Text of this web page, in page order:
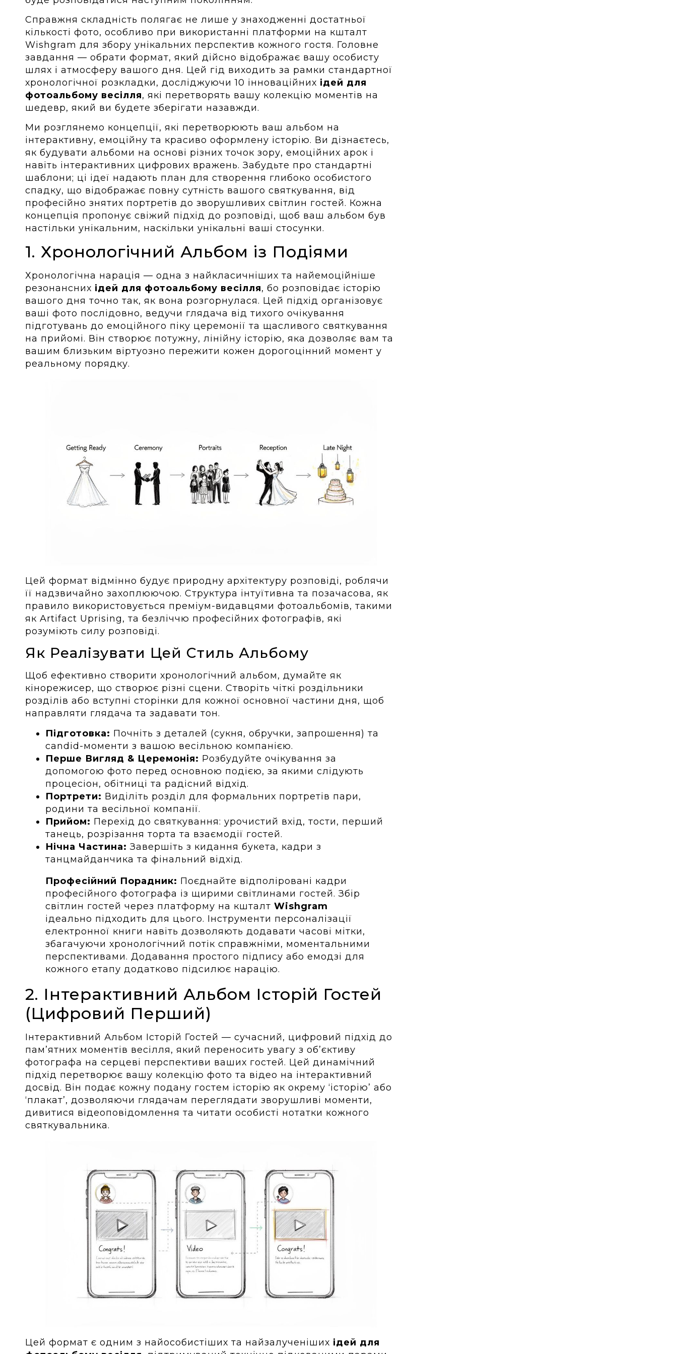
Справжня складність полягає не лише у знаходженні достатньої
кількості фото, особливо при використанні платформи на кшталт
Wishgram для збору унікальних перспектив кожного гостя. Головне
завдання — обрати формат, який дійсно відображає вашу особисту
шлях і атмосферу вашого дня. Цей гід виходить за рамки стандартної
хронологічної розкладки, досліджуючи 10 інноваційних ідей для
фотоальбому весілля, які перетворять вашу колекцію моментів на
шедевр, який ви будете зберігати назавжди.
Ми розглянемо концепції, які перетворюють ваш альбом на
інтерактивну, емоційну та красиво оформлену історію. Ви дізнаєтесь,
як будувати альбоми на основі різних точок зору, емоційних арок і
навіть інтерактивних цифрових вражень. Забудьте про стандартні
шаблони; ці ідеї надають план для створення глибоко особистого
спадку, що відображає повну сутність вашого святкування, від
професійно знятих портретів до зворушливих світлин гостей. Кожна
концепція пропонує свіжий підхід до розповіді, щоб ваш альбом був
настільки унікальним, наскільки унікальні ваші стосунки.
1. Хронологічний Альбом із Подіями
Хронологічна нарація — одна з найкласичніших та найемоційніше
резонансних ідей для фотоальбому весілля, бо розповідає історію
вашого дня точно так, як вона розгорнулася. Цей підхід організовує
ваші фото послідовно, ведучи глядача від тихого очікування
підготувань до емоційного піку церемонії та щасливого святкування
на прийомі. Він створює потужну, лінійну історію, яка дозволяє вам та
вашим близьким віртуозно пережити кожен дорогоцінний момент у
реальному порядку.
Цей формат відмінно будує природну архітектуру розповіді, роблячи
її надзвичайно захоплюючою. Структура інтуїтивна та позачасова, як
правило використовується преміум-видавцями фотоальбомів, такими
як Artifact Uprising, та безліччю професійних фотографів, які
розуміють силу розповіді.
Як Реалізувати Цей Стиль Альбому
Щоб ефективно створити хронологічний альбом, думайте як
кінорежисер, що створює різні сцени. Створіть чіткі роздільники
розділів або вступні сторінки для кожної основної частини дня, щоб
направляти глядача та задавати тон.
Підготовка: Почніть з деталей (сукня, обручки, запрошення) та
candid-моменти з вашою весільною компанією.
Перше Вигляд & Церемонія: Розбудуйте очікування за
допомогою фото перед основною подією, за якими слідують
процесіон, обітниці та радісний відхід.
Портрети: Виділіть розділ для формальних портретів пари,
родини та весільної компанії.
Прийом: Перехід до святкування: урочистий вхід, тости, перший
танець, розрізання торта та взаємодії гостей.
Нічна Частина: Завершіть з кидання букета, кадри з
танцмайданчика та фінальний відхід.
Професійний Порадник: Поєднайте відполіровані кадри
професійного фотографа із щирими світлинами гостей. Збір
світлин гостей через платформу на кшталтWishgram
ідеально підходить для цього. Інструменти персоналізації
електронної книги навіть дозволяють додавати часові мітки,
збагачуючи хронологічний потік справжніми, моментальними
перспективами. Додавання простого підпису або емодзі для
кожного етапу додатково підсилює нарацію.
2. Інтерактивний Альбом Історій Гостей
(Цифровий Перший)
Інтерактивний Альбом Історій Гостей — сучасний, цифровий підхід до
пам’ятних моментів весілля, який переносить увагу з об’єктиву
фотографа на серцеві перспективи ваших гостей. Цей динамічний
підхід перетворює вашу колекцію фото та відео на інтерактивний
досвід. Він подає кожну подану гостем історію як окрему ‘історію’ або
‘плакат’, дозволяючи глядачам переглядати зворушливі моменти,
дивитися відеоповідомлення та читати особисті нотатки кожного
святкувальника.
Цей формат є одним з найособистіших та найзалученіших ідей для